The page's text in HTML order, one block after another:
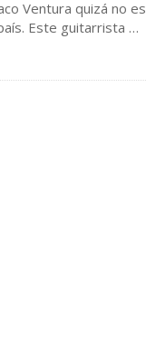
Ventura quizá no es
Este guitarrista …